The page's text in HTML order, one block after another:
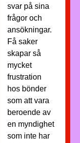
svar på sina
frågor och
ansökningar.
Få saker
skapar så
mycket
frustration
hos bönder
som att vara
beroende av
en myndighet
som inte har